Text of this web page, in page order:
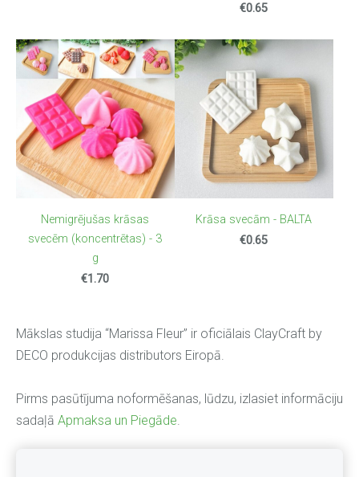
Mākslas studija “Marissa Fleur” ir oficiālais ClayCraft by
DECO produkcijas distributors Eiropā.
Pirms pasūtījuma noformēšanas, lūdzu, izlasiet informāciju
sadaļā Apmaksa un Piegāde
€0.65
Nemigrējušas krāsas
svecēm (koncentrētas) - 3
g
€1.70
Krāsa svecām - BALTA
€0.65